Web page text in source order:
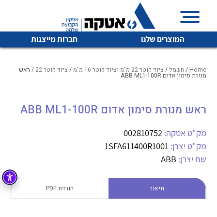
המוצרים שלנו חברות מייצגות
איכות | שרות | זמינות
והפצה של מוצרי
מיתוג, בקרה , ואינסטלציה חשמלית ופעילה ב7 תחומים:
חשמל מיתוג ואינסטלציה חשמלית
בקרה
זיווד
לכל מוצרי היצרן לכל מוצרי היצרן
לכל מוצרי היצרן לכל מוצרי היצרן
Home
/ חשמל / ציוד קוטר 22 מ"מ וציוד קוטר 16 מ"מ / ציוד קוטר 22 / ראש
מנורת סימון אדום ABB ML1-100R
ראש מנורת סימון אדום ABB ML1-100R
מק"ט אטקה: 002810752
מק"ט יצרן: 1SFA611400R1001
שם יצרן: ABB
תיאור הורדת PDF